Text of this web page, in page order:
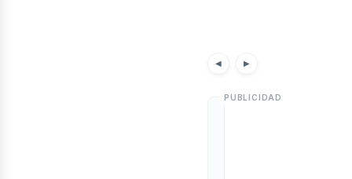
◀ Noticias
▶